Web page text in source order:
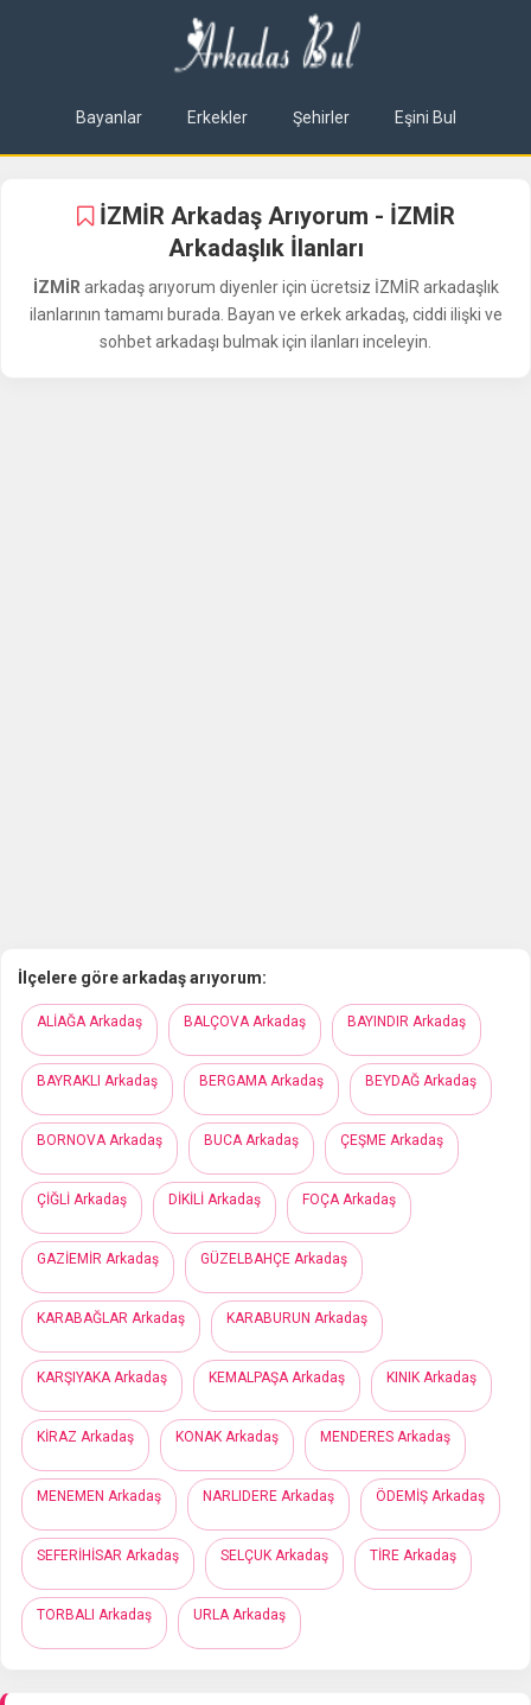
Bayanlar Erkekler Şehirler Eşini Bul
İZMİR Arkadaş Arıyorum - İZMİR
Arkadaşlık İlanları
İZMİR arkadaş arıyorum diyenler için ücretsiz İZMİR arkadaşlık
ilanlarının tamamı burada. Bayan ve erkek arkadaş, ciddi ilişki ve
sohbet arkadaşı bulmak için ilanları inceleyin.
İlçelere göre arkadaş arıyorum:
ALİAĞA Arkadaş BALÇOVA Arkadaş BAYINDIR Arkadaş
BAYRAKLI Arkadaş BERGAMA Arkadaş BEYDAĞ Arkadaş
BORNOVA Arkadaş BUCA Arkadaş ÇEŞME Arkadaş
ÇİĞLİ Arkadaş DİKİLİ Arkadaş FOÇA Arkadaş
GAZİEMİR Arkadaş GÜZELBAHÇE Arkadaş
KARABAĞLAR Arkadaş KARABURUN Arkadaş
KARŞIYAKA Arkadaş KEMALPAŞA Arkadaş KINIK Arkadaş
KİRAZ Arkadaş KONAK Arkadaş MENDERES Arkadaş
MENEMEN Arkadaş NARLIDERE Arkadaş ÖDEMİŞ Arkadaş
SEFERİHİSAR Arkadaş SELÇUK Arkadaş TİRE Arkadaş
TORBALI Arkadaş URLA Arkadaş